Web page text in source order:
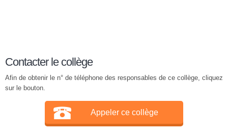
Contacter le collège
Afin de obtenir le n° de téléphone des responsables de ce collège, cliquez
sur le bouton.
Appeler ce collège